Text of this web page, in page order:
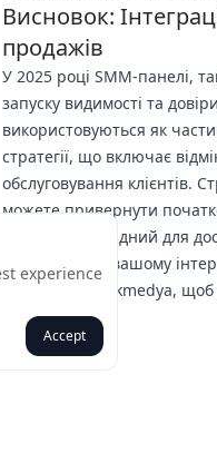
Висновок:
продажів
У 2025 році SMM-панелі,
запуску видимості та
використовуються як
стратегії, що включає
обслуговування клієнтів.
можете привернути
імпульс, необхідний для
Готові надати вашому
послуги на Bulkmedya,
вже сьогодні.
Назад
experience
Accept